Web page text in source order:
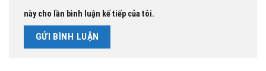
này cho lần bình luận kế tiếp của tôi.